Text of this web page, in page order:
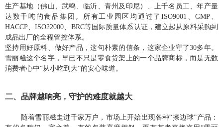
生产基地（佛山、武鸣、临沂、青州及印尼）、上千名员工、年产量
达数千吨的食品集团。所有工业园区均通过了ISO9001、GMP、
HACCP、ISO22000、BRC等国际质量体系认证，建立起从原料采购到
成品出厂的全程管控体系。
坚持用好原料、做好产品，这句朴素的信条，这家企业守了30多年。
雪丽糍这个名字，早已不只是零食货架上的一个品牌商标，而是无数
消费者心中“从小吃到大”的安心味道。
二、 品牌越响亮，守护的难度就越大
随着雪丽糍走进千家万户，市场上开始出现各种“擦边球”产品：